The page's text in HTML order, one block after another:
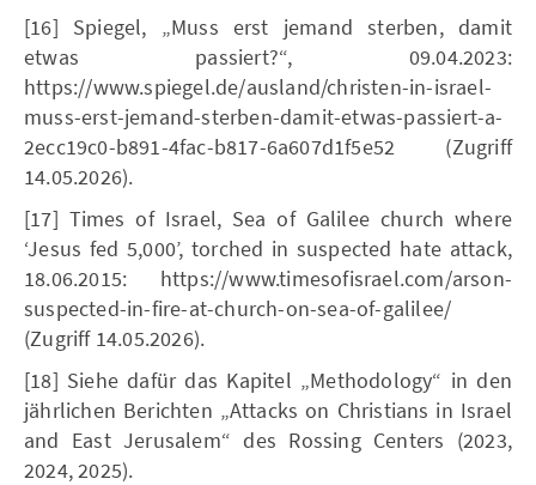
[16] Spiegel, „Muss erst jemand sterben, damit
etwas passiert?“, 09.04.2023:
https://www.spiegel.de/ausland/christen-in-israel-
muss-erst-jemand-sterben-damit-etwas-passiert-a-
2ecc19c0-b891-4fac-b817-6a607d1f5e52 (Zugriff
14.05.2026).
[17] Times of Israel, Sea of Galilee church where
‘Jesus fed 5,000’, torched in suspected hate attack,
18.06.2015: https://www.timesofisrael.com/arson-
suspected-in-fire-at-church-on-sea-of-galilee/
(Zugriff 14.05.2026).
[18] Siehe dafür das Kapitel „Methodology“ in den
jährlichen Berichten „Attacks on Christians in Israel
and East Jerusalem“ des Rossing Centers (2023,
2024, 2025).